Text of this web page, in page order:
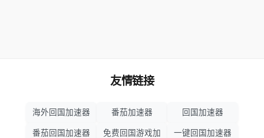
友情链接
海外回国加速器 番茄加速器 回国加速器
番茄回国加速器 免费回国游戏加 一键回国加速器